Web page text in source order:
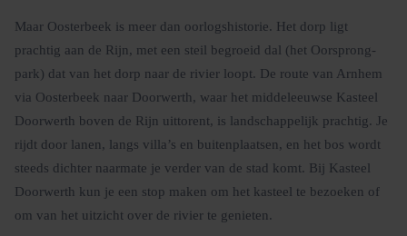
Maar Oosterbeek is meer dan oorlogshistorie. Het dorp ligt
prachtig aan de Rijn, met een steil begroeid dal (het Oorsprong-
park) dat van het dorp naar de rivier loopt. De route van Arnhem
via Oosterbeek naar Doorwerth, waar het middeleeuwse Kasteel
Doorwerth boven de Rijn uittorent, is landschappelijk prachtig. Je
rijdt door lanen, langs villa’s en buitenplaatsen, en het bos wordt
steeds dichter naarmate je verder van de stad komt. Bij Kasteel
Doorwerth kun je een stop maken om het kasteel te bezoeken of
om van het uitzicht over de rivier te genieten.